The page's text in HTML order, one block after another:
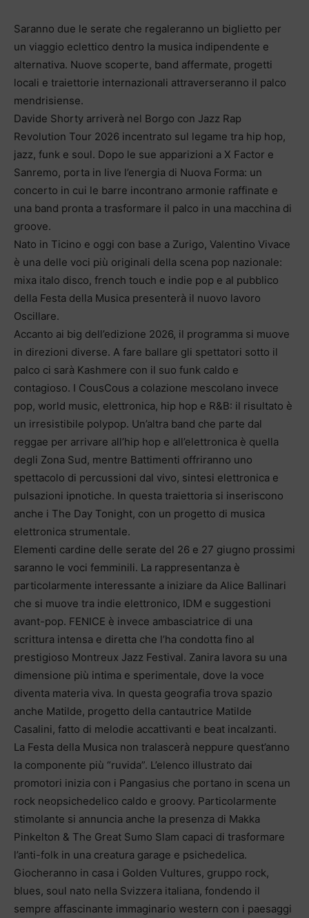
Saranno due le serate che regaleranno un biglietto per
un viaggio eclettico dentro la musica indipendente e
alternativa. Nuove scoperte, band affermate, progetti
locali e traiettorie internazionali attraverseranno il palco
mendrisiense.
Davide Shorty arriverà nel Borgo con Jazz Rap
Revolution Tour 2026 incentrato sul legame tra hip hop,
jazz, funk e soul. Dopo le sue apparizioni a X Factor e
Sanremo, porta in live l’energia di Nuova Forma: un
concerto in cui le barre incontrano armonie raffinate e
una band pronta a trasformare il palco in una macchina di
groove.
Nato in Ticino e oggi con base a Zurigo, Valentino Vivace
è una delle voci più originali della scena pop nazionale:
mixa italo disco, french touch e indie pop e al pubblico
della Festa della Musica presenterà il nuovo lavoro
Oscillare.
Accanto ai big dell’edizione 2026, il programma si muove
in direzioni diverse. A fare ballare gli spettatori sotto il
palco ci sarà Kashmere con il suo funk caldo e
contagioso. I CousCous a colazione mescolano invece
pop, world music, elettronica, hip hop e R&B: il risultato è
un irresistibile polypop. Un’altra band che parte dal
reggae per arrivare all’hip hop e all’elettronica è quella
degli Zona Sud, mentre Battimenti offriranno uno
spettacolo di percussioni dal vivo, sintesi elettronica e
pulsazioni ipnotiche. In questa traiettoria si inseriscono
anche i The Day Tonight, con un progetto di musica
elettronica strumentale.
Elementi cardine delle serate del 26 e 27 giugno prossimi
saranno le voci femminili. La rappresentanza è
particolarmente interessante a iniziare da Alice Ballinari
che si muove tra indie elettronico, IDM e suggestioni
avant-pop. FENICE è invece ambasciatrice di una
scrittura intensa e diretta che l’ha condotta fino al
prestigioso Montreux Jazz Festival. Zanira lavora su una
dimensione più intima e sperimentale, dove la voce
diventa materia viva. In questa geografia trova spazio
anche Matilde, progetto della cantautrice Matilde
Casalini, fatto di melodie accattivanti e beat incalzanti.
La Festa della Musica non tralascerà neppure quest’anno
la componente più “ruvida”. L’elenco illustrato dai
promotori inizia con i Pangasius che portano in scena un
rock neopsichedelico caldo e groovy. Particolarmente
stimolante si annuncia anche la presenza di Makka
Pinkelton & The Great Sumo Slam capaci di trasformare
l’anti-folk in una creatura garage e psichedelica.
Giocheranno in casa i Golden Vultures, gruppo rock,
blues, soul nato nella Svizzera italiana, fondendo il
sempre affascinante immaginario western con i paesaggi